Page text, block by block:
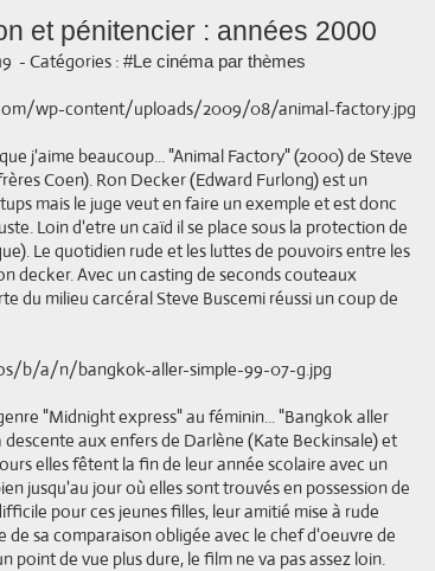
et pénitencier : années 2000
- Catégories : #Le cinéma par thèmes
j'aime beaucoup... "Animal Factory" (2000) de Steve
Coen). Ron Decker (Edward Furlong) est un
mais le juge veut en faire un exemple et est donc
Loin d'etre un caïd il se place sous la protection de
Le quotidien rude et les luttes de pouvoirs entre les
decker. Avec un casting de seconds couteaux
du milieu carcéral Steve Buscemi réussi un coup de
"Midnight express" au féminin... "Bangkok aller
aux enfers de Darlène (Kate Beckinsale) et
elles fêtent la fin de leur année scolaire avec un
jusqu'au jour où elles sont trouvés en possession de
pour ces jeunes filles, leur amitié mise à rude
de sa comparaison obligée avec le chef d'oeuvre de
point de vue plus dure, le film ne va pas assez loin.